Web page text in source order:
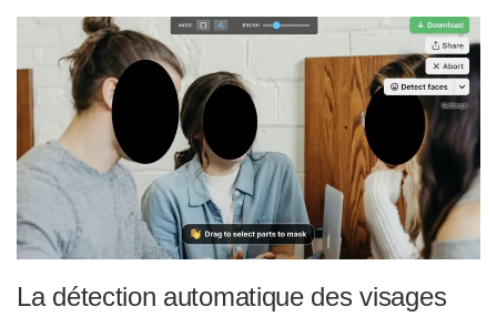
La détection automatique des visages